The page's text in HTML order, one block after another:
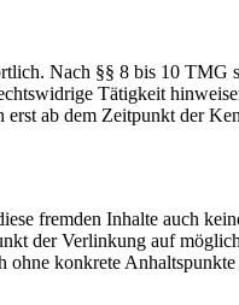
Nach §§ 8 bis 10 TMG
Tätigkeit
ab dem Zeitpunkt der
fremden Inhalte auch
der Verlinkung auf
konkrete